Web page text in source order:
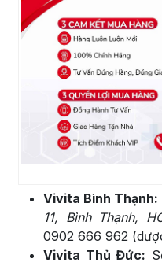
Vivita Bình Thạnh:
11, Bình Thạnh,
0902 666 962
Vivita Thủ Đức: